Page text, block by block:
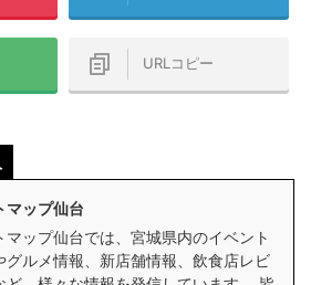
URLコピー
マップ仙台
マップ仙台では、宮城県内のイベント
グルメ情報、新店舗情報、飲食店レビ